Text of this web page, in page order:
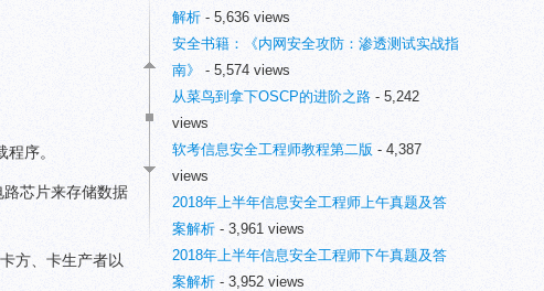
序。
芯片来存储数据
方、卡生产者以
解析 - 5,636 views
安全书籍：《内网安全攻防：渗透测试实战指
南》
- 5,574 views
从菜鸟到拿下OSCP的进阶之路 - 5,242
views
软考信息安全工程师教程第二版 - 4,387
views
2018年上半年信息安全工程师上午真题及答
案解析 - 3,961 views
2018年上半年信息安全工程师下午真题及答
案解析 - 3,952 views